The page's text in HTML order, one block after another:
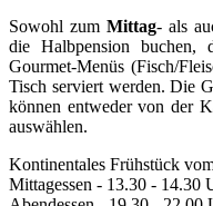
Sowohl zum Mittag- als
die Halbpension buchen,
Gourmet-Menüs (Fisch/
Tisch serviert werden. Die
können entweder von der
auswählen.
Kontinentales Frühstück
Mittagessen - 13.30 - 14.30